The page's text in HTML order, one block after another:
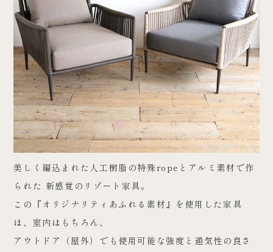
美しく編込まれた人工樹脂の特殊ropeとアルミ素材で作
られた 新感覚のリゾート家具。
この『オリジナリティあふれる素材』を使用した家具
は、室内はもちろん、
アウトドア（屋外）でも使用可能な強度と通気性の良さ